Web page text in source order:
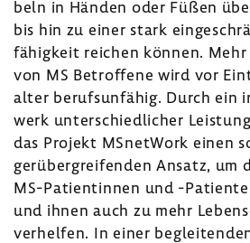
beln in Händen oder Füßen
bis hin zu einer stark
fä­hig­keit reichen können.
von MS Betrof­fene wird vor
alter berufs­un­fähig. Durch ein
werk unter­schied­li­cher
das Projekt MSnet­Work einen
ger­über­grei­fenden Ansatz, um
MS-​Patientinnen und -​
und ihnenauch zu mehr
verhelfen. In einer